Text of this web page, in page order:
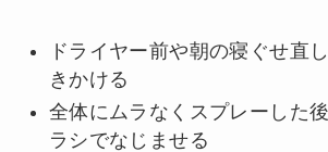
ドライヤー前や朝の寝ぐせ直
きかける
全体にムラなくスプレーした
ラシでなじませる